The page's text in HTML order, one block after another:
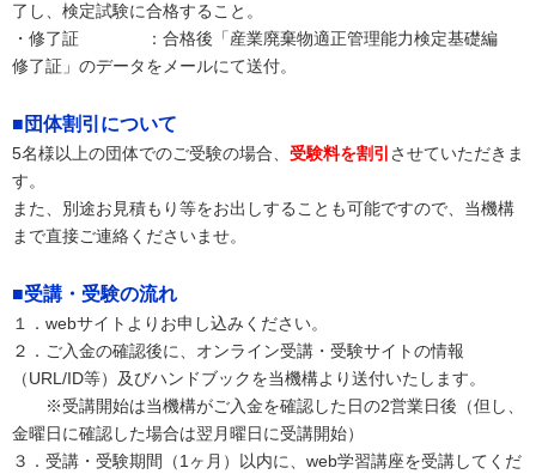
了し、検定試験に合格すること。
・修了証 ：合格後「産業廃棄物適正管理能力検定基礎編
修了証」のデータをメールにて送付。
■団体割引について
5名様以上の団体でのご受験の場合、 受験料を割引 させていただきま
す。
また、別途お見積もり等をお出しすることも可能ですので、当機構
まで直接ご連絡くださいませ。
■受講・受験の流れ
１．webサイトよりお申し込みください。
２．ご入金の確認後に、オンライン受講・受験サイトの情報
（URL/ID等）及びハンドブックを当機構より送付いたします。
※受講開始は当機構がご入金を確認した日の2営業日後（但し、
金曜日に確認した場合は翌月曜日に受講開始）
３．受講・受験期間（1ヶ月）以内に、web学習講座を受講してくだ